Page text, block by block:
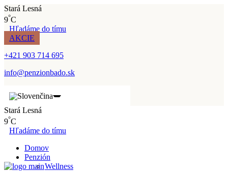
Stará Lesná
9°C
Hľadáme do tímu
AKCIE
+421 903 714 695
info@penzionbado.sk
Stará Lesná
9°C
Hľadáme do tímu
Domov
Penzión
Wellness